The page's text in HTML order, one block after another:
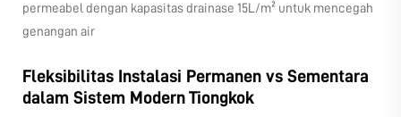
permeabel dengan kapasitas drainase 15L/m² untuk mencegah
genangan air
Fleksibilitas Instalasi Permanen vs Sementara
dalam Sistem Modern Tiongkok